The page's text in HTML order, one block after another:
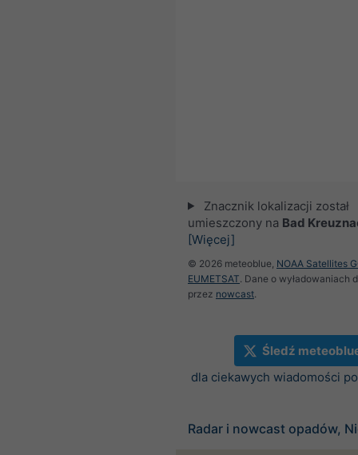
Znacznik lokalizacji został
umieszczony na Bad
[Więcej]
© 2026 meteoblue, NOAA Satellites
EUMETSAT. Dane o wyładowaniach
przez nowcast.
Śledź
dla ciekawych wiadomości
Radar i nowcast opadów,